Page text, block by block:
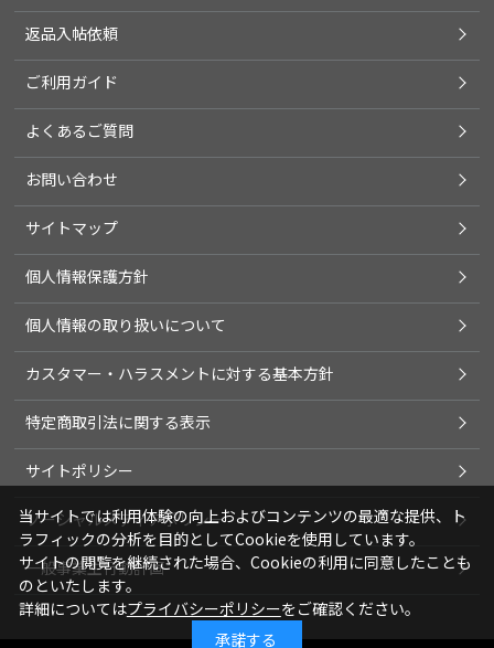
返品入帖依頼
ご利用ガイド
よくあるご質問
お問い合わせ
サイトマップ
個人情報保護方針
個人情報の取り扱いについて
カスタマー・ハラスメントに対する基本方針
特定商取引法に関する表示
サイトポリシー
ソーシャルメディアポリシー
一般事業主行動計画
当サイトでは利用体験の向上およびコンテンツの最適な提供、ト
ラフィックの分析を目的としてCookieを使用しています。
サイトの閲覧を継続された場合、Cookieの利用に同意したことも
のといたします。
詳細についてはプライバシーポリシーをご確認ください。
承諾する